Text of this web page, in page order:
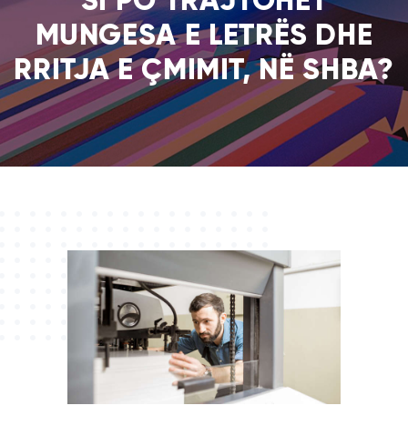
MUNGESA E LETRËS DHE
RRITJA E ÇMIMIT, NË SHBA?